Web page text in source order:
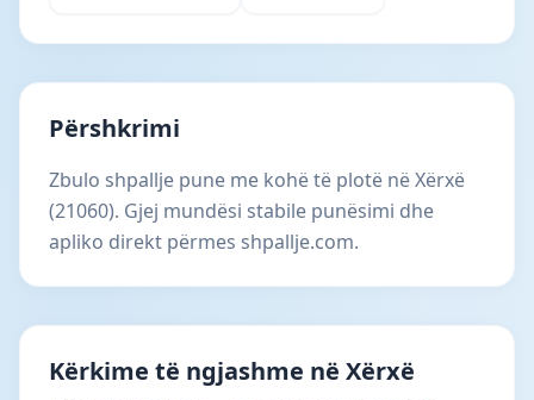
Përshkrimi
Zbulo shpallje pune me kohë të plotë në Xërxë
(21060). Gjej mundësi stabile punësimi dhe
apliko direkt përmes shpallje.com.
Kërkime të ngjashme në Xërxë